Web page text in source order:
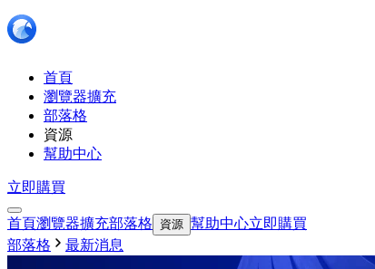
首頁
瀏覽器擴充
部落格
資源
幫助中心
立即購買
首頁瀏覽器擴充部落格 資源 幫助中心立即購買
部落格
最新消息